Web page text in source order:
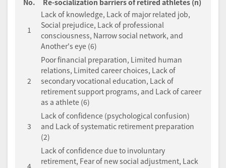
1
Lack of knowledge, Lack of major related job,
Social prejudice, Lack of professional
consciousness, Narrow social network, and
Another's eye (6)
2
Poor financial preparation, Limited human
relations, Limited career choices, Lack of
secondary vocational education, Lack of
retirement support programs, and Lack of career
as a athlete (6)
3
Lack of confidence (psychological confusion)
and Lack of systematic retirement preparation
(2)
4
Lack of confidence due to involuntary
retirement, Fear of new social adjustment, Lack